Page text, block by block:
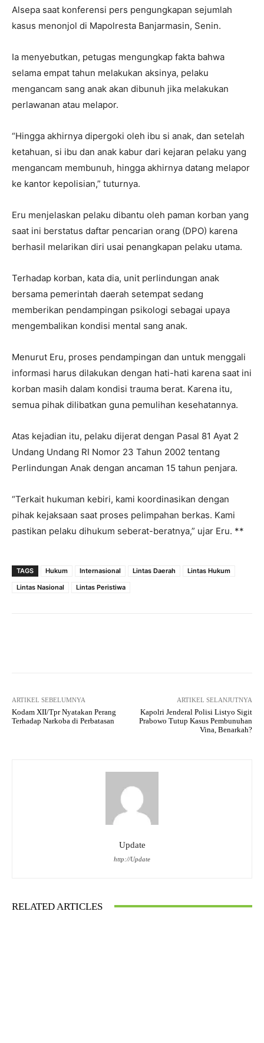
Alsepa saat konferensi pers pengungkapan sejumlah
kasus menonjol di Mapolresta Banjarmasin, Senin.
Ia menyebutkan, petugas mengungkap fakta bahwa
selama empat tahun melakukan aksinya, pelaku
mengancam sang anak akan dibunuh jika melakukan
perlawanan atau melapor.
“Hingga akhirnya dipergoki oleh ibu si anak, dan setelah
ketahuan, si ibu dan anak kabur dari kejaran pelaku yang
mengancam membunuh, hingga akhirnya datang melapor
ke kantor kepolisian,” tuturnya.
Eru menjelaskan pelaku dibantu oleh paman korban yang
saat ini berstatus daftar pencarian orang (DPO) karena
berhasil melarikan diri usai penangkapan pelaku utama.
Terhadap korban, kata dia, unit perlindungan anak
bersama pemerintah daerah setempat sedang
memberikan pendampingan psikologi sebagai upaya
mengembalikan kondisi mental sang anak.
Menurut Eru, proses pendampingan dan untuk menggali
informasi harus dilakukan dengan hati-hati karena saat ini
korban masih dalam kondisi trauma berat. Karena itu,
semua pihak dilibatkan guna pemulihan kesehatannya.
Atas kejadian itu, pelaku dijerat dengan Pasal 81 Ayat 2
Undang Undang RI Nomor 23 Tahun 2002 tentang
Perlindungan Anak dengan ancaman 15 tahun penjara.
“Terkait hukuman kebiri, kami koordinasikan dengan
pihak kejaksaan saat proses pelimpahan berkas. Kami
pastikan pelaku dihukum seberat-beratnya,” ujar Eru. **
TAGS Hukum Internasional Lintas Daerah
Lintas Hukum
Lintas Nasional
Lintas Peristiwa
ARTIKEL SEBELUMNYA
Kodam XII/Tpr Nyatakan Perang
Terhadap Narkoba di Perbatasan
ARTIKEL SELANJUTNYA
Kapolri Jenderal Polisi Listyo Sigit
Prabowo Tutup Kasus Pembunuhan
Vina, Benarkah?
Update
http://Update
RELATED ARTICLES